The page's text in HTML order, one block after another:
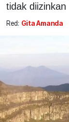
tidak diizinkan
Red: Gita Amanda